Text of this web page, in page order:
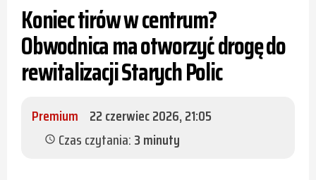
Koniec tirów w centrum?
Obwodnica ma otworzyć drogę do
rewitalizacji Starych Polic
Premium 22 czerwiec 2026, 21:05
schedule Czas czytania:3 minuty